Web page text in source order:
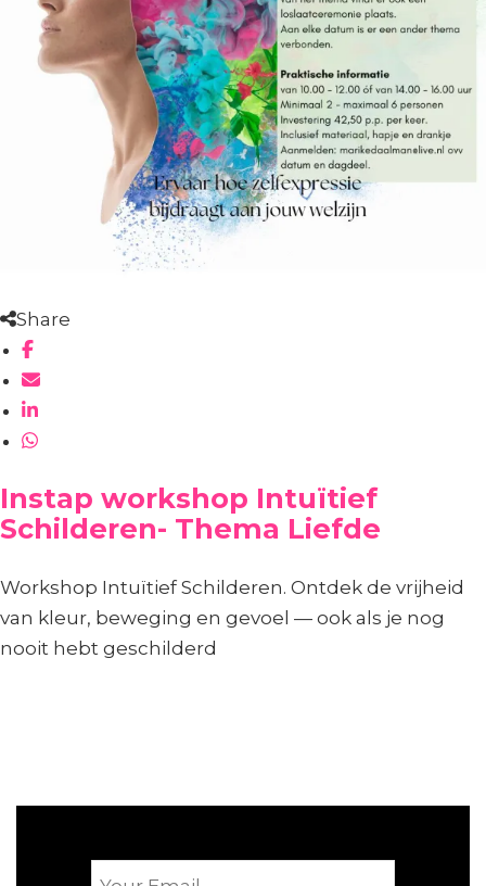
Share
Instap workshop Intuïtief
Schilderen- Thema Liefde
Workshop Intuïtief Schilderen. Ontdek de vrijheid
van kleur, beweging en gevoel — ook als je nog
nooit hebt geschilderd